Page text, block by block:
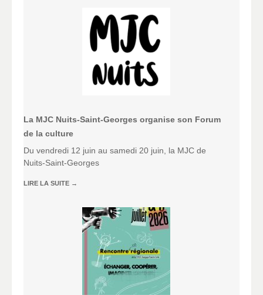
La MJC Nuits-Saint-Georges organise son Forum
de la culture
Du vendredi 12 juin au samedi 20 juin, la MJC de
Nuits-Saint-Georges
LIRE LA SUITE →